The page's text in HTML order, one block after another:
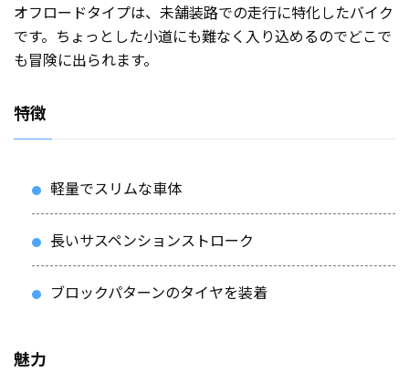
オフロードタイプは、未舗装路での走行に特化したバイク
です。ちょっとした小道にも難なく入り込めるのでどこで
も冒険に出られます。
特徴
軽量でスリムな車体
長いサスペンションストローク
ブロックパターンのタイヤを装着
魅力